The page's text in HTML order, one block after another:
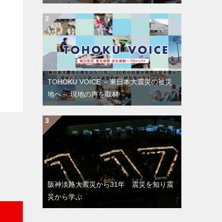
TOHOKU VOICE ～東日本大震災の被災
地へ～ 現地の声を取材
阪神淡路大震災から31年 震災を知り震
災から学ぶ